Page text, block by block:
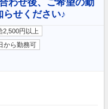
わせ後、ご希望の勤
せください♪
2,500円以上
から勤務可